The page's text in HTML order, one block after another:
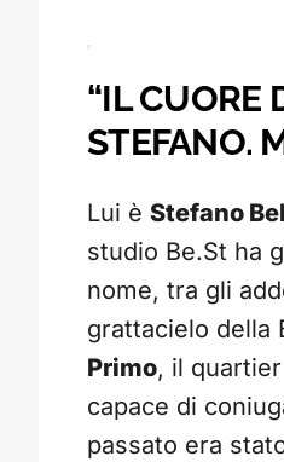
“IL CUORE
STEFANO.
Lui è Stefano
studio Be.St ha
nome, tra gli
grattacielo della
Primo, il
capace di
passato era